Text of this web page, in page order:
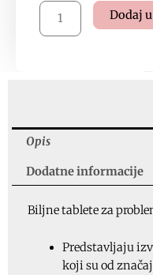
Prostat
Pillen
Dodaj
Opis
Dodatne informacije
Biljne tablete za
Predstavljaju
koji su od